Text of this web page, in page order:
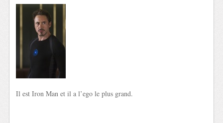
Il est Iron Man et il a l’ego le plus grand.